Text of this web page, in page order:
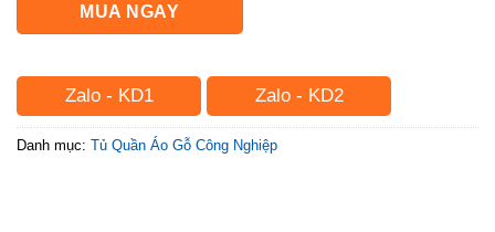
MUA NGAY
Zalo - KD1 Zalo - KD2
Danh mục: Tủ Quần Áo Gỗ Công Nghiệp